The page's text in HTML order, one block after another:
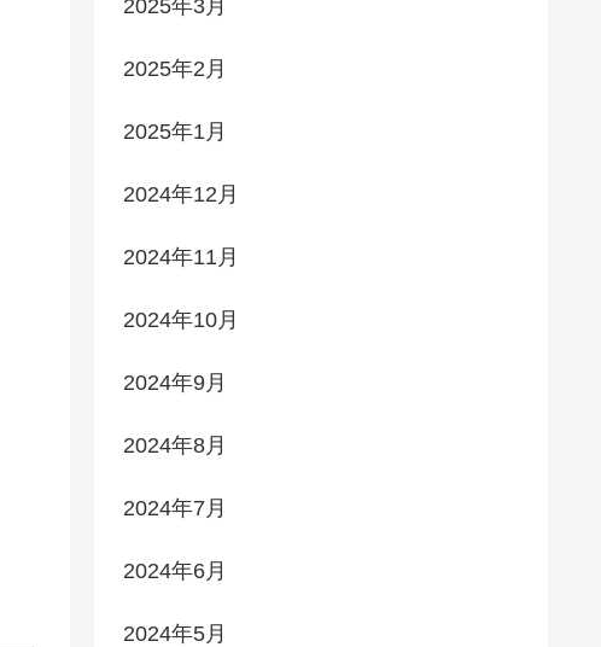
2025年3月
2025年2月
2025年1月
2024年12月
2024年11月
2024年10月
2024年9月
2024年8月
2024年7月
2024年6月
2024年5月